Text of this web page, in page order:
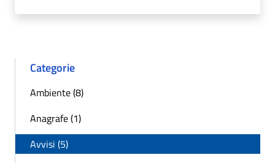
Categorie
Ambiente (8)
Anagrafe (1)
Avvisi (5)